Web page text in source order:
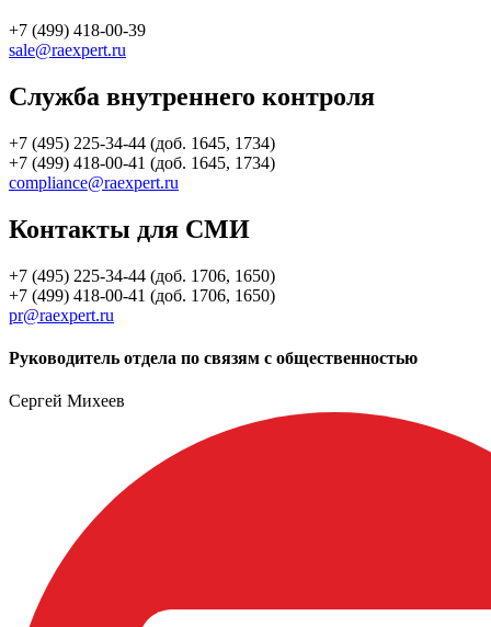
+7 (499) 418-00-39
sale@raexpert.ru
Служба внутреннего контроля
+7 (495) 225-34-44 (доб. 1645, 1734)
+7 (499) 418-00-41 (доб. 1645, 1734)
compliance@raexpert.ru
Контакты для СМИ
+7 (495) 225-34-44 (доб. 1706, 1650)
+7 (499) 418-00-41 (доб. 1706, 1650)
pr@raexpert.ru
Руководитель отдела по связям с общественностью
Сергей Михеев